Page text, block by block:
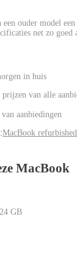
ouder model
net zo
in huis
prijzen van alle
van aanbiedingen
MacBook refurbished
MacBook
24 GB